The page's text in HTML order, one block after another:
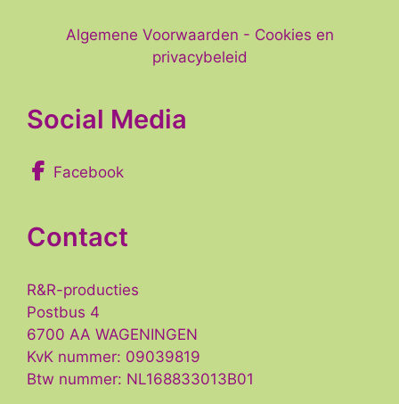
Algemene Voorwaarden - Cookies en
privacybeleid
Social Media
Facebook
Contact
R&R-producties
Postbus 4
6700 AA WAGENINGEN
KvK nummer: 09039819
Btw nummer: NL168833013B01